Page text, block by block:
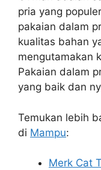
pria yang
pakaian dalam
kualitas bahan
mengutamakan
Pakaian dalam
yang baik dan
Temukan lebih
di Mampu:
Merk Cat